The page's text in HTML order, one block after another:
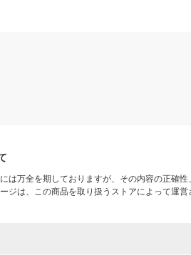
は万全を期しておりますが、その内容の正確
ジは、この商品を取り扱うストアによって運